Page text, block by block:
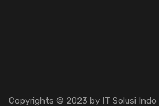
Copyrights © 2023 by IT Solusi Indo